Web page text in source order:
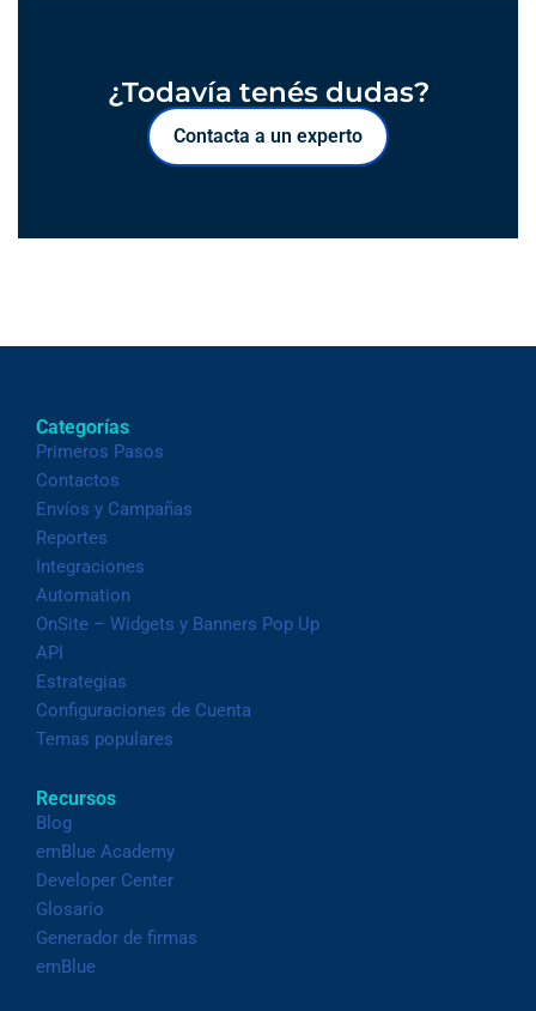
¿Todavía tenés dudas?
Contacta a un experto
Categorías
Primeros Pasos
Contactos
Envíos y Campañas
Reportes
Integraciones
Automation
OnSite – Widgets y Banners Pop Up
API
Estrategias
Configuraciones de Cuenta
Temas populares
Recursos
Blog
emBlue Academy
Developer Center
Glosario
Generador de firmas
emBlue